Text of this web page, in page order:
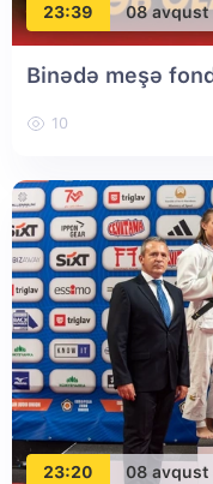
23:39 08 avqust
Binədə meşə
10
23:20 08